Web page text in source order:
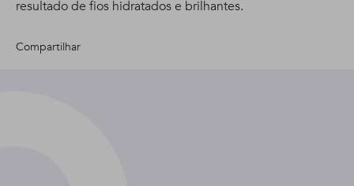
resultado de fios hidratados e brilhantes.
Compartilhar